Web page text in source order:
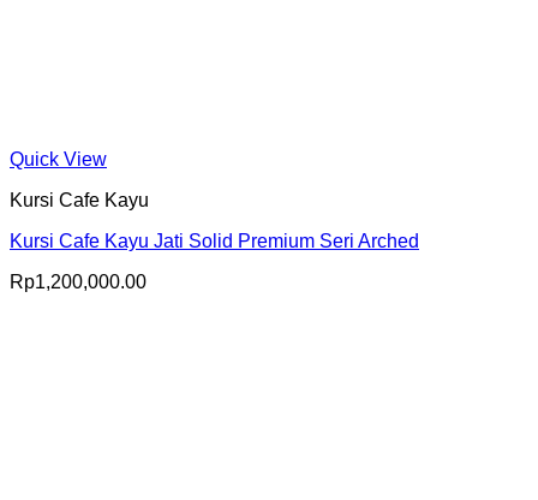
Quick View
Kursi Cafe Kayu
Kursi Cafe Kayu Jati Solid Premium Seri Arched
Rp1,200,000.00